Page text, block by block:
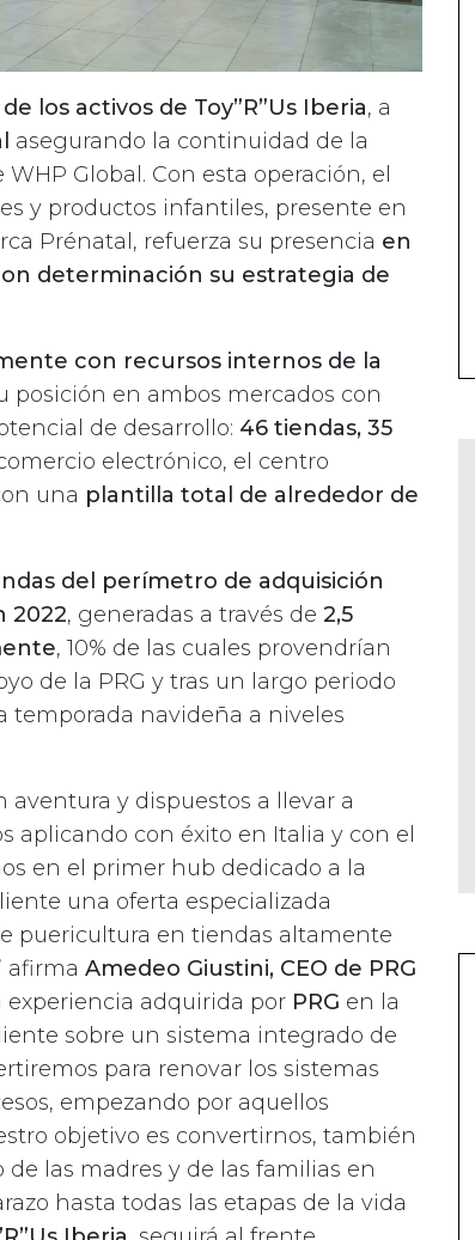
los activos de Toy”R”Us Iberia, a
asegurando la continuidad de la
Global. Con esta operación, el
y productos infantiles, presente en
Prénatal, refuerza su presencia en
determinación su estrategia de
con recursos internos de la
posición en ambos mercados con
de desarrollo: 46 tiendas, 35
electrónico, el centro
una plantilla total de alrededor de
del perímetro de adquisición
2022, generadas a través de 2,5
, 10% de las cuales provendrían
de la PRG y tras un largo periodo
temporada navideña a niveles
aventura y dispuestos a llevar a
aplicando con éxito en Italia y con el
en el primer hub dedicado a la
una oferta especializada
puericultura en tiendas altamente
afirma Amedeo Giustini, CEO de PRG
experiencia adquirida por PRG en la
sobre un sistema integrado de
para renovar los sistemas
empezando por aquellos
objetivo es convertirnos, también
las madres y de las familias en
hasta todas las etapas de la vida